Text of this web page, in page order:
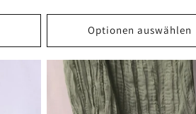
Optionen auswählen